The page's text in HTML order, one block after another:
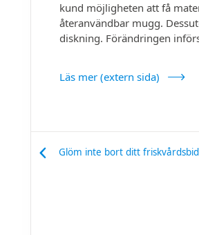
kund möjligheten att få
återanvändbar mugg.
diskning. Förändringen
Läs mer (extern sida)
Glöm inte bort ditt